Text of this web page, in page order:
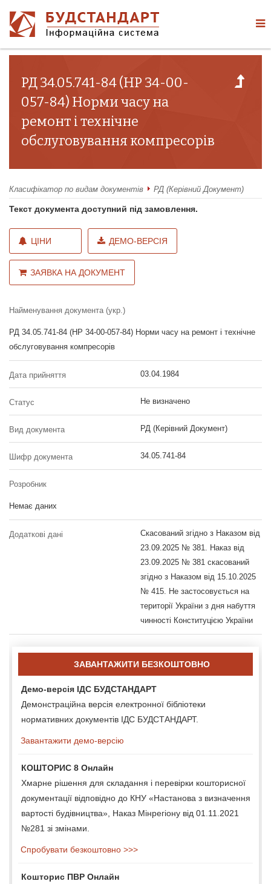
РД 34.05.741-84 (НР 34-00-
057-84) Норми часу на
ремонт і технічне
обслуговування компресорів
Класифікатор по видам документів РД (Керівний Документ)
Текст документа доступний під замовлення.
ЦІНИ ДЕМО-ВЕРСІЯ
ЗАЯВКА НА ДОКУМЕНТ
Найменування документа (укр.)
РД 34.05.741-84 (НР 34-00-057-84) Норми часу на ремонт і технічне
обслуговування компресорів
Дата прийняття 03.04.1984
Статус Не визначено
Вид документа РД (Керівний Документ)
Шифр документа 34.05.741-84
Розробник
Немає даних
Додаткові дані
Скасований згідно з Наказом від
23.09.2025 № 381. Наказ від
23.09.2025 № 381 скасований
згідно з Наказом від 15.10.2025
№ 415. Не застосовується на
території України з дня набуття
чинності Конституцією України
ЗАВАНТАЖИТИ БЕЗКОШТОВНО
Демо-версія ІДС БУДСТАНДАРТ
Демонстраційна версія електронної бібліотеки
нормативних документів ІДС БУДСТАНДАРТ.
Завантажити демо-версію
КОШТОРИС 8 Онлайн
Хмарне рішення для складання і перевірки кошторисної
документації відповідно до КНУ «Настанова з визначення
вартості будівництва», Наказ Мінрегіону від 01.11.2021
№281 зі змінами.
Спробувати безкоштовно >>>
Кошторис ПВР Онлайн